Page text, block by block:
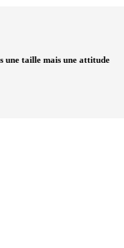
une taille mais une attitude